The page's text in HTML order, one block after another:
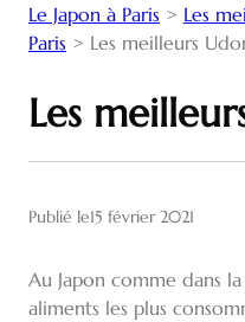
Le Japon à Paris > Les
Paris > Les meilleurs
Les
Publié le15 février 2021
Au Japon comme dans
aliments les plus